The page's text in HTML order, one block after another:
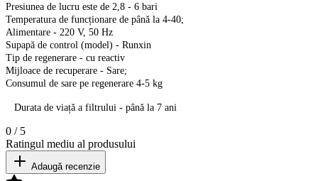
Presiunea de lucru este de 2,8 - 6 bari
Temperatura de funcționare de până la 4-40;
Alimentare - 220 V, 50 Hz
Supapă de control (model) - Runxin
Tip de regenerare - cu reactiv
Mijloace de recuperare - Sare;
Consumul de sare pe regenerare 4-5 kg
Durata de viață a filtrului - până la 7 ani
0 / 5
Ratingul mediu al produsului
Adaugă recenzie